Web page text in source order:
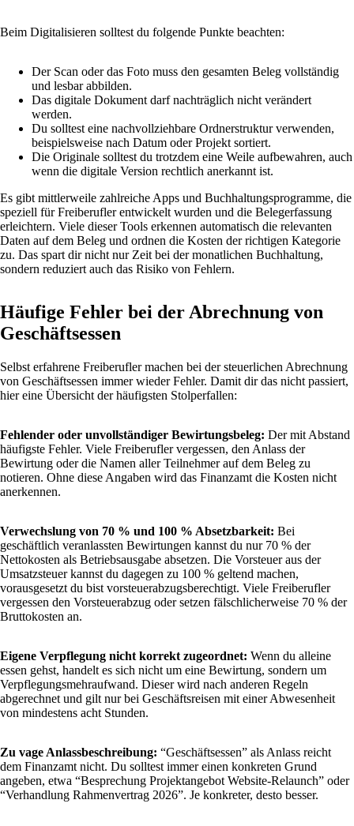
Beim Digitalisieren solltest du folgende Punkte beachten:
Der Scan oder das Foto muss den gesamten Beleg vollständig
und lesbar abbilden.
Das digitale Dokument darf nachträglich nicht verändert
werden.
Du solltest eine nachvollziehbare Ordnerstruktur verwenden,
beispielsweise nach Datum oder Projekt sortiert.
Die Originale solltest du trotzdem eine Weile aufbewahren, auch
wenn die digitale Version rechtlich anerkannt ist.
Es gibt mittlerweile zahlreiche Apps und Buchhaltungsprogramme, die
speziell für Freiberufler entwickelt wurden und die Belegerfassung
erleichtern. Viele dieser Tools erkennen automatisch die relevanten
Daten auf dem Beleg und ordnen die Kosten der richtigen Kategorie
zu. Das spart dir nicht nur Zeit bei der monatlichen Buchhaltung,
sondern reduziert auch das Risiko von Fehlern.
Häufige Fehler bei der Abrechnung von
Geschäftsessen
Selbst erfahrene Freiberufler machen bei der steuerlichen Abrechnung
von Geschäftsessen immer wieder Fehler. Damit dir das nicht passiert,
hier eine Übersicht der häufigsten Stolperfallen:
Fehlender oder unvollständiger Bewirtungsbeleg: Der mit Abstand
häufigste Fehler. Viele Freiberufler vergessen, den Anlass der
Bewirtung oder die Namen aller Teilnehmer auf dem Beleg zu
notieren. Ohne diese Angaben wird das Finanzamt die Kosten nicht
anerkennen.
Verwechslung von 70 % und 100 % Absetzbarkeit: Bei
geschäftlich veranlassten Bewirtungen kannst du nur 70 % der
Nettokosten als Betriebsausgabe absetzen. Die Vorsteuer aus der
Umsatzsteuer kannst du dagegen zu 100 % geltend machen,
vorausgesetzt du bist vorsteuerabzugsberechtigt. Viele Freiberufler
vergessen den Vorsteuerabzug oder setzen fälschlicherweise 70 % der
Bruttokosten an.
Eigene Verpflegung nicht korrekt zugeordnet: Wenn du alleine
essen gehst, handelt es sich nicht um eine Bewirtung, sondern um
Verpflegungsmehraufwand. Dieser wird nach anderen Regeln
abgerechnet und gilt nur bei Geschäftsreisen mit einer Abwesenheit
von mindestens acht Stunden.
Zu vage Anlassbeschreibung: “Geschäftsessen” als Anlass reicht
dem Finanzamt nicht. Du solltest immer einen konkreten Grund
angeben, etwa “Besprechung Projektangebot Website-Relaunch” oder
“Verhandlung Rahmenvertrag 2026”. Je konkreter, desto besser.